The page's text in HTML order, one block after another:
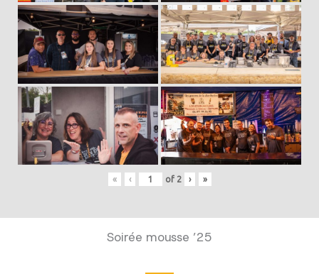
« ‹ of 2 › »
Soirée mousse ’25